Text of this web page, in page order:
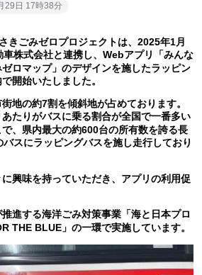
29日 17時38分
きごみゼロプロジェクトは、2025年1月
株式会社と連携し、Webアプリ「みんな
ロマップ」のデザインを施したラッピン
開始いたしました。
地の約7割を傾斜地が占めております。
たりがバスに乗る割合が全国で一番多い
、県内最大の約600台の所有数を誇る長
スにラッピングバスを施し走行しており
興味を持っていただき、アプリの利用促
進する海洋ごみ対策事業「海と日本プロ
THE BLUE」の一環で実施しています。